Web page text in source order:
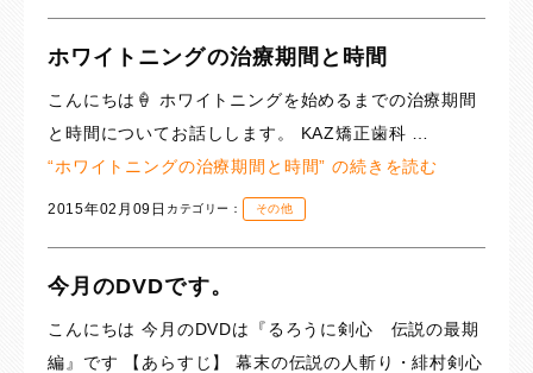
ホワイトニングの治療期間と時間
こんにちは🍦 ホワイトニングを始めるまでの治療期間
と時間についてお話しします。 KAZ矯正歯科 …
“ホワイトニングの治療期間と時間” の続きを読む
2015年02月09日 カテゴリー： その他
今月のDVDです。
こんにちは 今月のDVDは『るろうに剣心 伝説の最期
編』です 【あらすじ】 幕末の伝説の人斬り・緋村剣心